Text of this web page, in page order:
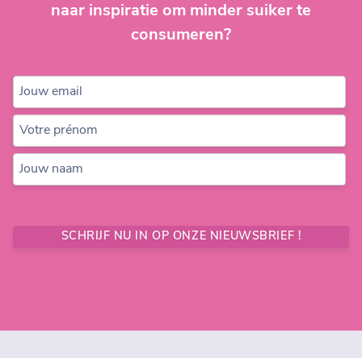
naar inspiratie om minder suiker te
consumeren?
Jouw email
Votre prénom
Jouw naam
SCHRIJF NU IN OP ONZE NIEUWSBRIEF !